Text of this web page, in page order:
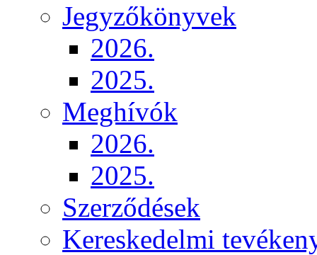
Jegyzőkönyvek
2026.
2025.
Meghívók
2026.
2025.
Szerződések
Kereskedelmi